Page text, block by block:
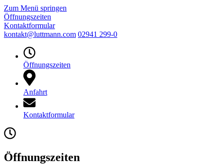
Zum Menü springen
Öffnungszeiten
Kontaktformular
kontakt@luttmann.com 02941 299-0
Öffnungszeiten
Anfahrt
Kontaktformular
Öffnungszeiten